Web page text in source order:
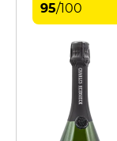
95/100